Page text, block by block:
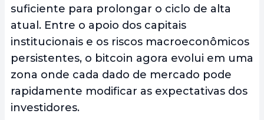
suficiente para prolongar o ciclo de alta
atual. Entre o apoio dos capitais
institucionais e os riscos macroeconômicos
persistentes, o bitcoin agora evolui em uma
zona onde cada dado de mercado pode
rapidamente modificar as expectativas dos
investidores.